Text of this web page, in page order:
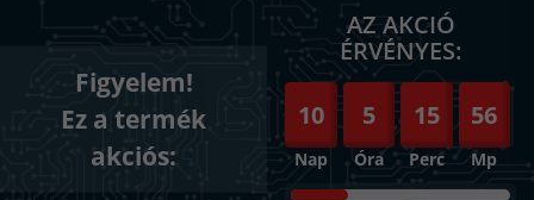
Figyelem!
Ez a termék
akciós:
AZ AKCIÓ
ÉRVÉNYES:
10
Nap
5
Óra
15
15
Perc
55
Mp